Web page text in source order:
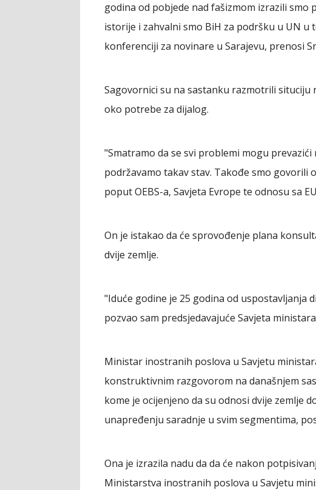
godina od pobjede nad fašizmom izrazili
istorije i zahvalni smo BiH za podršku u UN u
konferenciji za novinare u Sarajevu, prenosi
Sagovornici su na sastanku razmotrili
oko potrebe za dijalog.
"Smatramo da se svi problemi mogu
podržavamo takav stav. Takođe smo govorili
poput OEBS-a, Savjeta Evrope te odnosu sa
On je istakao da će sprovođenje plana
dvije zemlje.
"Iduće godine je 25 godina od uspostavljanja
pozvao sam predsjedavajuće Savjeta
Ministar inostranih poslova u Savjetu
konstruktivnim razgovorom na današnjem
kome je ocijenjeno da su odnosi dvije zemlje
unapređenju saradnje u svim segmentima,
Ona je izrazila nadu da da će nakon
Ministarstva inostranih poslova u Savjetu